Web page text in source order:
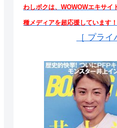
わしボクは、WOWOWエキサイ
種メディアを超応援しています！
［ プライ